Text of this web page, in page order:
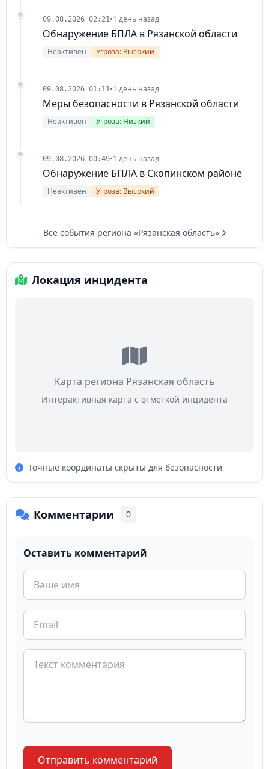
09.08.2026 02:21•1 день назад
Обнаружение БПЛА в Рязанской области
Неактивен Угроза: Высокий
09.08.2026 01:11•1 день назад
Меры безопасности в Рязанской области
Неактивен Угроза: Низкий
09.08.2026 00:49•1 день назад
Обнаружение БПЛА в Скопинском районе
Неактивен Угроза: Высокий
Все события региона «Рязанская область»
Локация инцидента
Карта региона Рязанская область
Интерактивная карта с отметкой инцидента
Точные координаты скрыты для безопасности
Комментарии 0
Оставить комментарий
Отправить комментарий